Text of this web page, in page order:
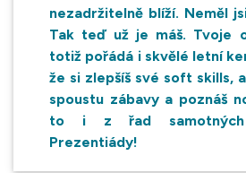
nezadržitelně blíží. Neměl
Tak teď už je máš. Tvoje
totiž pořádá i skvělé letní
že si zlepšíš své soft skills,
spoustu zábavy a poznáš
to i z řad samotných
Prezentiády!